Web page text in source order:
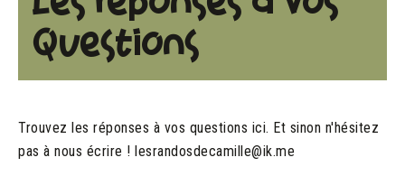
Questions
Trouvez les réponses à vos questions ici. Et sinon n'hésitez
pas à nous écrire ! lesrandosdecamille@ik.me